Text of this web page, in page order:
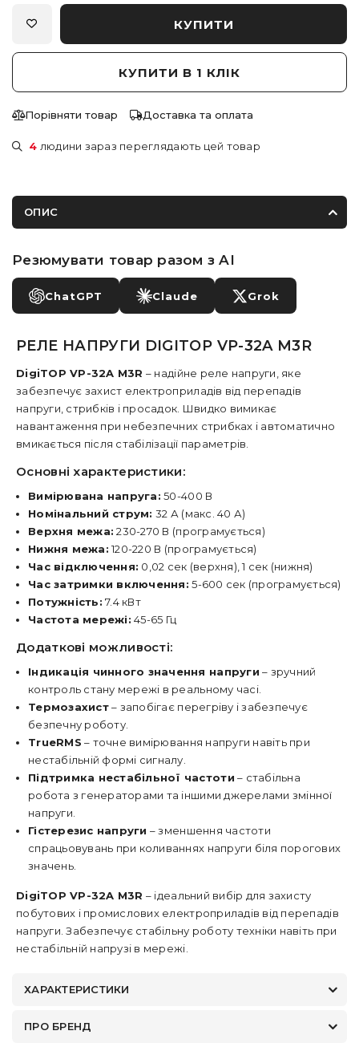
КУПИТИ
КУПИТИ В 1 КЛІК
Порівняти товар Доставка та оплата
4 людини зараз переглядають цей товар
ОПИС
Резюмувати товар разом з AI
ChatGPT Claude Grok
РЕЛЕ НАПРУГИ DIGITOP VP-32A M3R
DigiTOP VP-32A M3R – надійне реле напруги, яке
забезпечує захист електроприладів від перепадів
напруги, стрибків і просадок. Швидко вимикає
навантаження при небезпечних стрибках і автоматично
вмикається після стабілізації параметрів.
Основні характеристики:
Вимірювана напруга: 50-400 В
Номінальний струм: 32 А (макс. 40 А)
Верхня межа: 230-270 В (програмується)
Нижня межа: 120-220 В (програмується)
Час відключення: 0,02 сек (верхня), 1 сек (нижня)
Час затримки включення: 5-600 сек (програмується)
Потужність: 7.4 кВт
Частота мережі: 45-65 Гц
Додаткові можливості:
Індикація чинного значення напруги – зручний
контроль стану мережі в реальному часі.
Термозахист– запобігає перегріву і забезпечує
безпечну роботу.
TrueRMS – точне вимірювання напруги навіть при
нестабільній формі сигналу.
Підтримка нестабільної частоти – стабільна
робота з генераторами та іншими джерелами змінної
напруги.
Гістерезис напруги – зменшення частоти
спрацьовувань при коливаннях напруги біля порогових
значень.
DigiTOP VP-32A M3R – ідеальний вибір для захисту
побутових і промислових електроприладів від перепадів
напруги. Забезпечує стабільну роботу техніки навіть при
нестабільній напрузі в мережі.
ХАРАКТЕРИСТИКИ
ПРО БРЕНД